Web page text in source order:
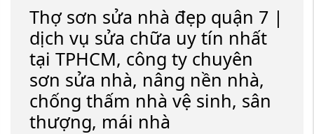
Thợ sơn sửa nhà đẹp quận 7 |
dịch vụ sửa chữa uy tín nhất
tại TPHCM, công ty chuyên
sơn sửa nhà, nâng nền nhà,
chống thấm nhà vệ sinh, sân
thượng, mái nhà